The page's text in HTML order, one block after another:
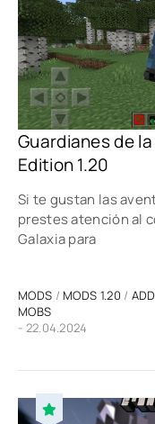
Guardianes de
Edition 1.20
Si te gustan las
prestes atención al
Galaxia para
MODS / MODS 1.20 /
MOBS
- 22.04.2024